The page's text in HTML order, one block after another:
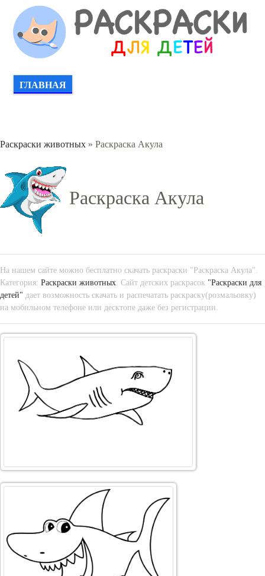
ГЛАВНАЯ
Раскраски животных » Раскраска Акула
Раскраска Акула
На нашем сайте можно бесплатно скачать раскраски "Раскраска Акула".
Категория: Раскраски животных. Сайт детских раскрасок "Раскраски для
детей" дает возможность скачать и распечатать раскраску(розмальовку)
на мобильном телефоне или десктопе даже без регистрации.